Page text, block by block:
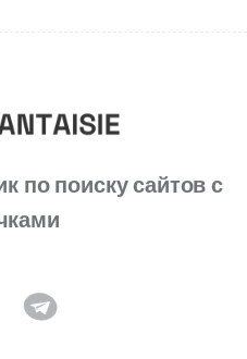
по поиску сайтов с